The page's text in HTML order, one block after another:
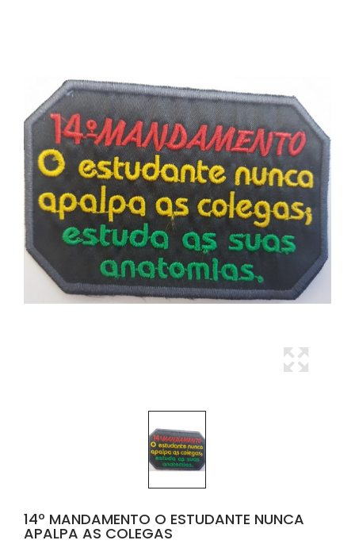
14º MANDAMENTO O ESTUDANTE NUNCA
APALPA AS COLEGAS